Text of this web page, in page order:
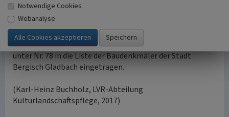
der Menschen höherschlagen, die sich beruflich oder in
ihrer Freizeit mit der Erdgeschichte auseinander setzen.
Haus Lerbach steht unter Denkmalschutz und wurde
unter Nr. 78 in die Liste der Baudenkmäler der Stadt
Bergisch Gladbach eingetragen.
(Karl-Heinz Buchholz, LVR-Abteilung
Kulturlandschaftspflege, 2017)
Notwendige Cookies
Webanalyse